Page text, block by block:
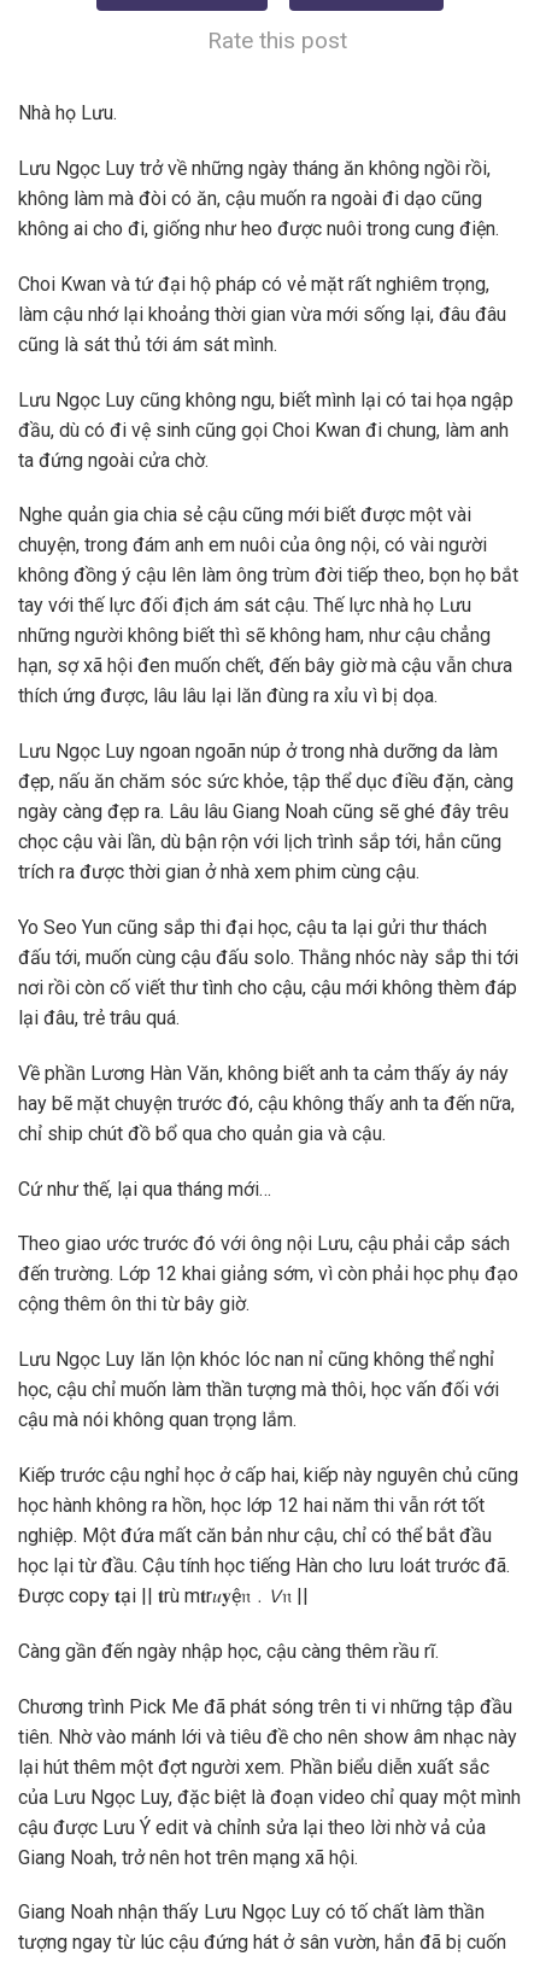
Rate this post
Nhà họ Lưu.
Lưu Ngọc Luy trở về những ngày tháng ăn không ngồi rồi,
không làm mà đòi có ăn, cậu muốn ra ngoài đi dạo cũng
không ai cho đi, giống như heo được nuôi trong cung điện.
Choi Kwan và tứ đại hộ pháp có vẻ mặt rất nghiêm trọng,
làm cậu nhớ lại khoảng thời gian vừa mới sống lại, đâu đâu
cũng là sát thủ tới ám sát mình.
Lưu Ngọc Luy cũng không ngu, biết mình lại có tai họa ngập
đầu, dù có đi vệ sinh cũng gọi Choi Kwan đi chung, làm anh
ta đứng ngoài cửa chờ.
Nghe quản gia chia sẻ cậu cũng mới biết được một vài
chuyện, trong đám anh em nuôi của ông nội, có vài người
không đồng ý cậu lên làm ông trùm đời tiếp theo, bọn họ bắt
tay với thế lực đối địch ám sát cậu. Thế lực nhà họ Lưu
những người không biết thì sẽ không ham, như cậu chẳng
hạn, sợ xã hội đen muốn chết, đến bây giờ mà cậu vẫn chưa
thích ứng được, lâu lâu lại lăn đùng ra xỉu vì bị dọa.
Lưu Ngọc Luy ngoan ngoãn núp ở trong nhà dưỡng da làm
đẹp, nấu ăn chăm sóc sức khỏe, tập thể dục điều đặn, càng
ngày càng đẹp ra. Lâu lâu Giang Noah cũng sẽ ghé đây trêu
chọc cậu vài lần, dù bận rộn với lịch trình sắp tới, hắn cũng
trích ra được thời gian ở nhà xem phim cùng cậu.
Yo Seo Yun cũng sắp thi đại học, cậu ta lại gửi thư thách
đấu tới, muốn cùng cậu đấu solo. Thằng nhóc này sắp thi tới
nơi rồi còn cố viết thư tình cho cậu, cậu mới không thèm đáp
lại đâu, trẻ trâu quá.
Về phần Lương Hàn Văn, không biết anh ta cảm thấy áy náy
hay bẽ mặt chuyện trước đó, cậu không thấy anh ta đến nữa,
chỉ ship chút đồ bổ qua cho quản gia và cậu.
Cứ như thế, lại qua tháng mới…
Theo giao ước trước đó với ông nội Lưu, cậu phải cắp sách
đến trường. Lớp 12 khai giảng sớm, vì còn phải học phụ đạo
cộng thêm ôn thi từ bây giờ.
Lưu Ngọc Luy lăn lộn khóc lóc nan nỉ cũng không thể nghỉ
học, cậu chỉ muốn làm thần tượng mà thôi, học vấn đối với
cậu mà nói không quan trọng lắm.
Kiếp trước cậu nghỉ học ở cấp hai, kiếp này nguyên chủ cũng
học hành không ra hồn, học lớp 12 hai năm thi vẫn rớt tốt
nghiệp. Một đứa mất căn bản như cậu, chỉ có thể bắt đầu
học lại từ đầu. Cậu tính học tiếng Hàn cho lưu loát trước đã.
Được‎ cop𝐲‎ 𝐭ại‎ ||‎ 𝐭rù‎ m𝐭r𝑢𝐲ệ𝔫﹒𝘝𝔫‎ ||
Càng gần đến ngày nhập học, cậu càng thêm rầu rĩ.
Chương trình Pick Me đã phát sóng trên ti vi những tập đầu
tiên. Nhờ vào mánh lới và tiêu đề cho nên show âm nhạc này
lại hút thêm một đợt người xem. Phần biểu diễn xuất sắc
của Lưu Ngọc Luy, đặc biệt là đoạn video chỉ quay một mình
cậu được Lưu Ý edit và chỉnh sửa lại theo lời nhờ vả của
Giang Noah, trở nên hot trên mạng xã hội.
Giang Noah nhận thấy Lưu Ngọc Luy có tố chất làm thần
tượng ngay từ lúc cậu đứng hát ở sân vườn, hắn đã bị cuốn